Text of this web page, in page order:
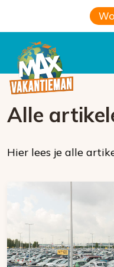
Alle
Hier lees je alle